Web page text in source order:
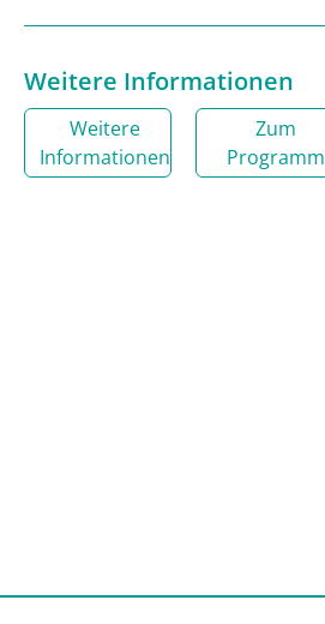
Weitere Informationen
Weitere
Informationen
Zum
Programm